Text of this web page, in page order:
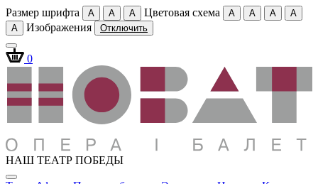
Размер шрифта A A A Цветовая схема A A A
A
A
Изображения Отключить
0
НАШ ТЕАТР ПОБЕДЫ